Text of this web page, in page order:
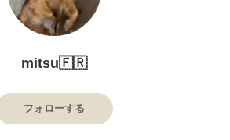
mitsu🇫🇷
フォローする